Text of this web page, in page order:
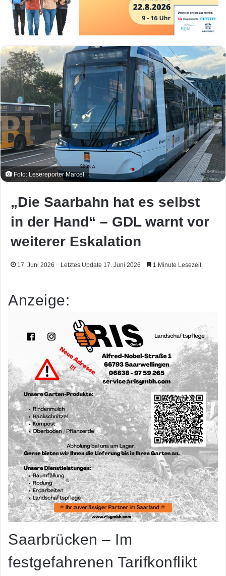
Foto: Lesereporter Marcel
„Die Saarbahn hat es selbst
in der Hand“ – GDL warnt vor
weiterer Eskalation
17. Juni 2026 Letztes Update 17. Juni 2026 1 Minute Lesezeit
Anzeige:
Saarbrücken – Im
festgefahrenen Tarifkonflikt